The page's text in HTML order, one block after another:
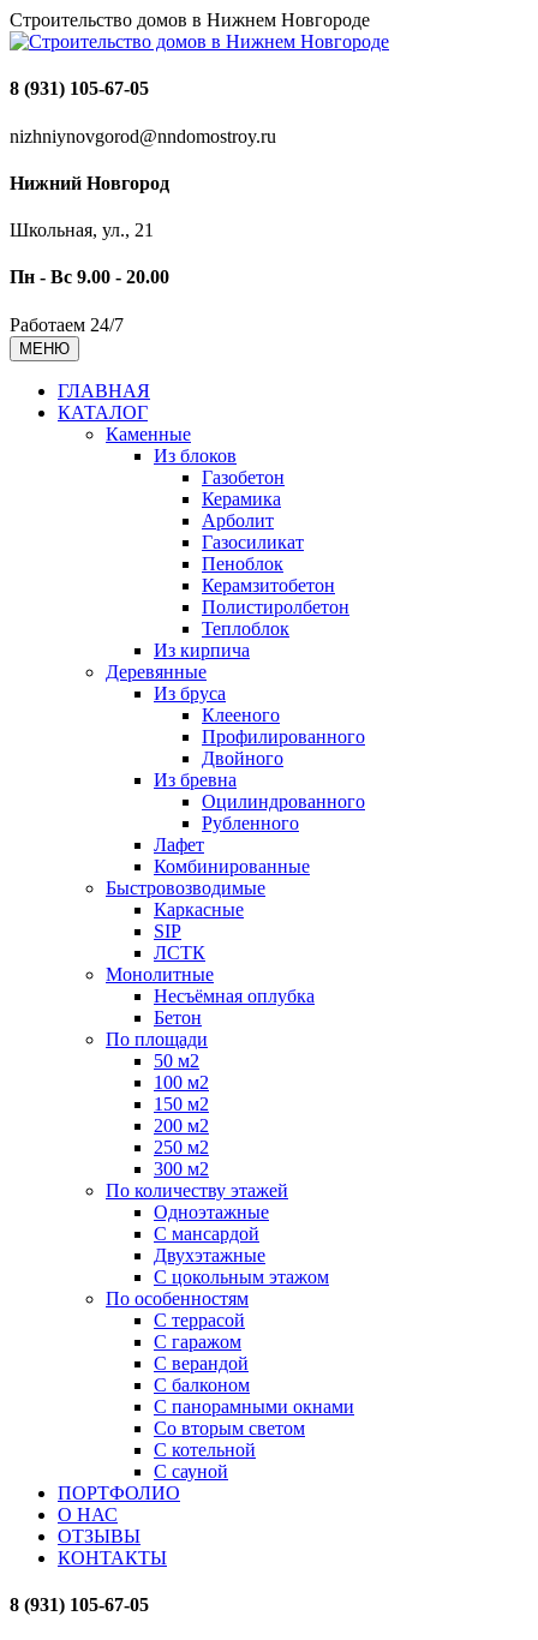
Строительство домов в Нижнем Новгороде
8 (931) 105-67-05
nizhniynovgorod@nndomostroy.ru
Нижний Новгород
Школьная, ул., 21
Пн - Вс 9.00 - 20.00
Работаем 24/7
МЕНЮ
ГЛАВНАЯ
КАТАЛОГ
Каменные
Из блоков
Газобетон
Керамика
Арболит
Газосиликат
Пеноблок
Керамзитобетон
Полистиролбетон
Теплоблок
Из кирпича
Деревянные
Из бруса
Клееного
Профилированного
Двойного
Из бревна
Оцилиндрованного
Рубленного
Лафет
Комбинированные
Быстровозводимые
Каркасные
SIP
ЛСТК
Монолитные
Несъёмная оплубка
Бетон
По площади
50 м2
100 м2
150 м2
200 м2
250 м2
300 м2
По количеству этажей
Одноэтажные
С мансардой
Двухэтажные
С цокольным этажом
По особенностям
С террасой
С гаражом
С верандой
С балконом
С панорамными окнами
Со вторым светом
С котельной
С сауной
ПОРТФОЛИО
О НАС
ОТЗЫВЫ
КОНТАКТЫ
8 (931) 105-67-05